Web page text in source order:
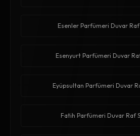
Esenler Parfümeri Duvar
Esenyurt Parfümeri Duvar
Eyüpsultan Parfümeri Duvar
Fatih Parfümeri Duvar Raf